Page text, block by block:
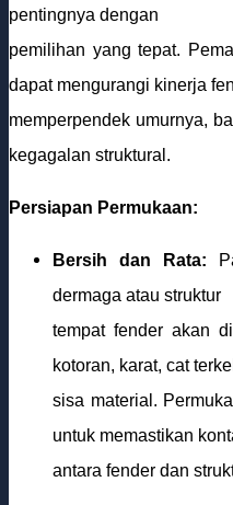
pentingnya dengan
pemilihan yang tepat.
dapat mengurangi kinerja
memperpendek umurnya,
kegagalan struktural.
Persiapan Permukaan:
Bersih dan Rata:
dermaga atau struktur
tempat fender akan
kotoran, karat, cat
sisa material.
untuk memastikan
antara fender dan